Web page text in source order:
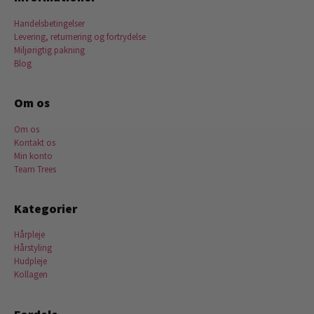
Handelsbetingelser
Levering, returnering og fortrydelse
Miljørigtig pakning
Blog
Om os
Om os
Kontakt os
Min konto
Team Trees
Kategorier
Hårpleje
Hårstyling
Hudpleje
Kollagen